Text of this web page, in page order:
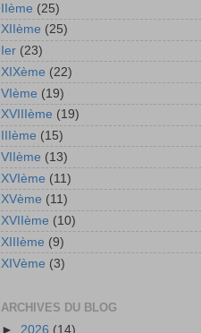
IIème (25)
XIIème (25)
Ier (23)
XIXème (22)
VIème (19)
XVIIIème (19)
IIIème (15)
VIIème (13)
XVIème (11)
XVème (11)
XVIIème (10)
XIIIème (9)
XIVème (3)
ARCHIVES DU BLOG
► 2026 (14)